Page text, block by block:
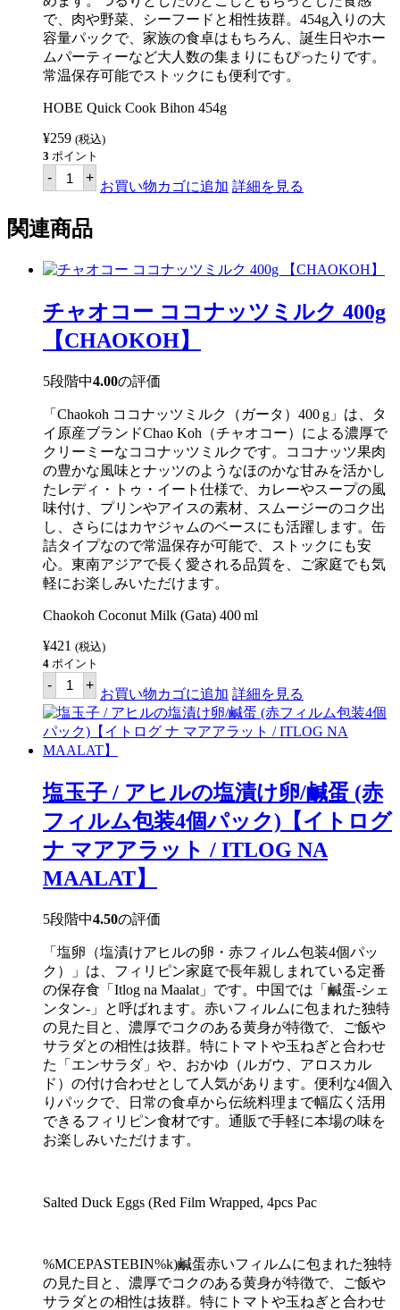
で、肉や野菜、シーフードと相性抜群。454g入りの大
容量パックで、家族の食卓はもちろん、誕生日やホー
ムパーティーなど大人数の集まりにもぴったりです。
常温保存可能でストックにも便利です。
HOBE Quick Cook Bihon 454g
¥259 (税込)
3 ポイント
- ホ
ベ
イ
ッ
ク
ッ
ビ
ホ
ン
パ
ン
ッ
454g【HOBE】
個
+
お買い物カゴに追加 詳細を見る
関連商品
チャオコー ココナッツミルク 400g
【CHAOKOH】
5段階中4.00の評価
「Chaokoh ココナッツミルク（ガータ）400 g」は、タ
イ原産ブランドChao Koh（チャオコー）による濃厚で
クリーミーなココナッツミルクです。ココナッツ果肉
の豊かな風味とナッツのようなほのかな甘みを活かし
たレディ・トゥ・イート仕様で、カレーやスープの風
味付け、プリンやアイスの素材、スムージーのコク出
し、さらにはカヤジャムのベースにも活躍します。缶
詰タイプなので常温保存が可能で、ストックにも安
心。東南アジアで長く愛される品質を、ご家庭でも気
軽にお楽しみいただけます。
Chaokoh Coconut Milk (Gata) 400 ml
¥421 (税込)
4 ポイント
- チ
ャ
オ
コ
ー
コ
ッ
ツ
ミ
ル
ク
400g
【CHAOKOH】
個
+
お買い物カゴに追加 詳細を見る
塩玉子 / アヒルの塩漬け卵/鹹蛋 (赤
フィルム包装4個パック)【イトログ
ナ マアアラット / ITLOG NA
MAALAT】
5段階中4.50の評価
「塩卵（塩漬けアヒルの卵・赤フィルム包装4個パッ
ク）」は、フィリピン家庭で長年親しまれている定番
の保存食「Itlog na Maalat」です。中国では「鹹蛋-シェ
ンタン-」と呼ばれます。赤いフィルムに包まれた独特
の見た目と、濃厚でコクのある黄身が特徴で、ご飯や
サラダとの相性は抜群。特にトマトや玉ねぎと合わせ
た「エンサラダ」や、おかゆ（ルガウ、アロスカル
ド）の付け合わせとして人気があります。便利な4個入
りパックで、日常の食卓から伝統料理まで幅広く活用
できるフィリピン食材です。通販で手軽に本場の味を
お楽しみいただけます。
Salted Duck Eggs (Red Film Wrapped, 4pcs Pac
%MCEPASTEBIN%k)鹹蛋赤いフィルムに包まれた独特
の見た目と、濃厚でコクのある黄身が特徴で、ご飯や
サラダとの相性は抜群。特にトマトや玉ねぎと合わせ